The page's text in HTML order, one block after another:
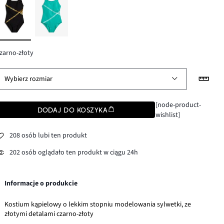
złoty
Wybierz rozmiar
DODAJ DO KOSZYKA
[node-product-
wishlist]
208 osób lubi ten produkt
202 osób oglądało ten produkt w ciągu 24h
Informacje o produkcie
Kostium kąpielowy o lekkim stopniu modelowania sylwetki, ze
złotymi detalami czarno-złoty